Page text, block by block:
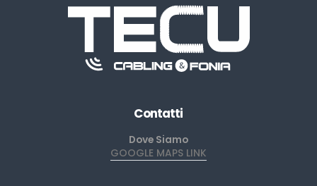
Contatti
Dove Siamo
GOOGLE MAPS LINK